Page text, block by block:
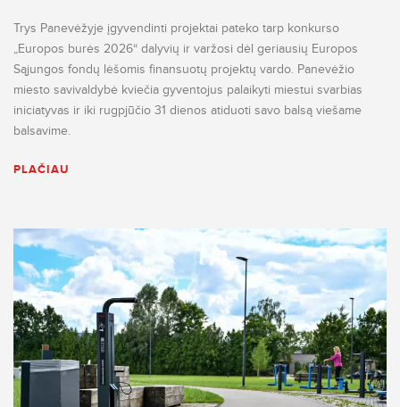
Trys Panevėžyje įgyvendinti projektai pateko tarp konkurso
„Europos burės 2026“ dalyvių ir varžosi dėl geriausių Europos
Sąjungos fondų lėšomis finansuotų projektų vardo. Panevėžio
miesto savivaldybė kviečia gyventojus palaikyti miestui svarbias
iniciatyvas ir iki rugpjūčio 31 dienos atiduoti savo balsą viešame
balsavime.
PLAČIAU